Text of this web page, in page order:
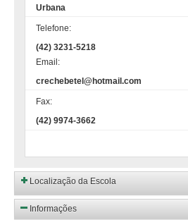
Urbana
Telefone:
(42) 3231-5218
Email:
crechebetel@hotmail.com
Fax:
(42) 9974-3662
Localização da Escola
Informações